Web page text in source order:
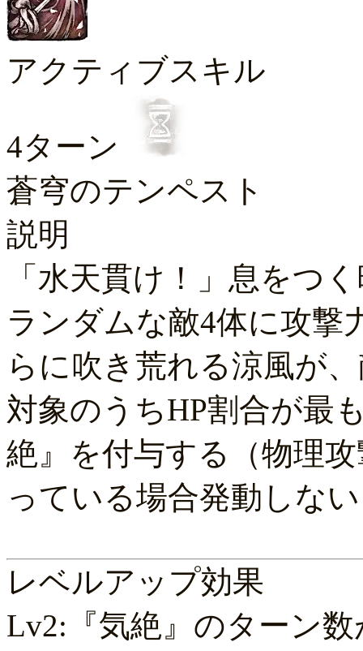
アクティブスキル
4ターン
蒼穹のテンペスト
説明
「水天貫け！」息をつ
ランダムな敵4体に攻撃
らに吹き荒れる涼風が
対象のうちHP割合が最
絶』を付与する（物理
っている場合発動しな
レベルアップ効果
Lv2:『気絶』のターン